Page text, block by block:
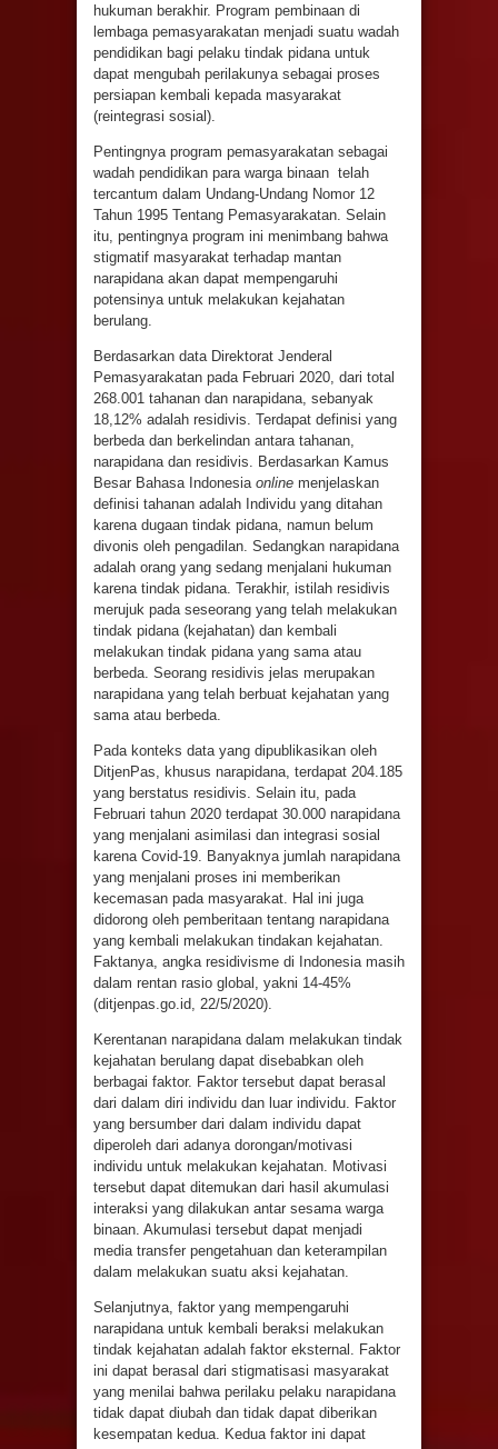
hukuman berakhir. Program pembinaan di
lembaga pemasyarakatan menjadi suatu wadah
pendidikan bagi pelaku tindak pidana untuk
dapat mengubah perilakunya sebagai proses
persiapan kembali kepada masyarakat
(reintegrasi sosial).
Pentingnya program pemasyarakatan sebagai
wadah pendidikan para warga binaan telah
tercantum dalam Undang-Undang Nomor 12
Tahun 1995 Tentang Pemasyarakatan. Selain
itu, pentingnya program ini menimbang bahwa
stigmatif masyarakat terhadap mantan
narapidana akan dapat mempengaruhi
potensinya untuk melakukan kejahatan
berulang.
Berdasarkan data Direktorat Jenderal
Pemasyarakatan pada Februari 2020, dari total
268.001 tahanan dan narapidana, sebanyak
18,12% adalah residivis. Terdapat definisi yang
berbeda dan berkelindan antara tahanan,
narapidana dan residivis. Berdasarkan Kamus
Besar Bahasa Indonesia online menjelaskan
definisi tahanan adalah Individu yang ditahan
karena dugaan tindak pidana, namun belum
divonis oleh pengadilan. Sedangkan narapidana
adalah orang yang sedang menjalani hukuman
karena tindak pidana. Terakhir, istilah residivis
merujuk pada seseorang yang telah melakukan
tindak pidana (kejahatan) dan kembali
melakukan tindak pidana yang sama atau
berbeda. Seorang residivis jelas merupakan
narapidana yang telah berbuat kejahatan yang
sama atau berbeda.
Pada konteks data yang dipublikasikan oleh
DitjenPas, khusus narapidana, terdapat 204.185
yang berstatus residivis. Selain itu, pada
Februari tahun 2020 terdapat 30.000 narapidana
yang menjalani asimilasi dan integrasi sosial
karena Covid-19. Banyaknya jumlah narapidana
yang menjalani proses ini memberikan
kecemasan pada masyarakat. Hal ini juga
didorong oleh pemberitaan tentang narapidana
yang kembali melakukan tindakan kejahatan.
Faktanya, angka residivisme di Indonesia masih
dalam rentan rasio global, yakni 14-45%
(ditjenpas.go.id, 22/5/2020).
Kerentanan narapidana dalam melakukan tindak
kejahatan berulang dapat disebabkan oleh
berbagai faktor. Faktor tersebut dapat berasal
dari dalam diri individu dan luar individu. Faktor
yang bersumber dari dalam individu dapat
diperoleh dari adanya dorongan/motivasi
individu untuk melakukan kejahatan. Motivasi
tersebut dapat ditemukan dari hasil akumulasi
interaksi yang dilakukan antar sesama warga
binaan. Akumulasi tersebut dapat menjadi
media transfer pengetahuan dan keterampilan
dalam melakukan suatu aksi kejahatan.
Selanjutnya, faktor yang mempengaruhi
narapidana untuk kembali beraksi melakukan
tindak kejahatan adalah faktor eksternal. Faktor
ini dapat berasal dari stigmatisasi masyarakat
yang menilai bahwa perilaku pelaku narapidana
tidak dapat diubah dan tidak dapat diberikan
kesempatan kedua. Kedua faktor ini dapat